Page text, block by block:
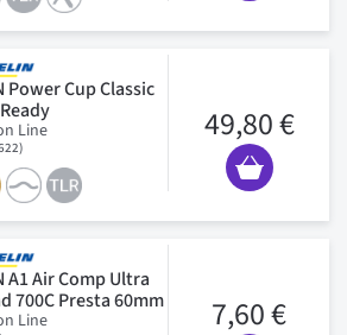
Power Cup Classic
Line 49,80 €
A1 Air Comp Ultra
700C Presta 60mm
Line 7,60 €